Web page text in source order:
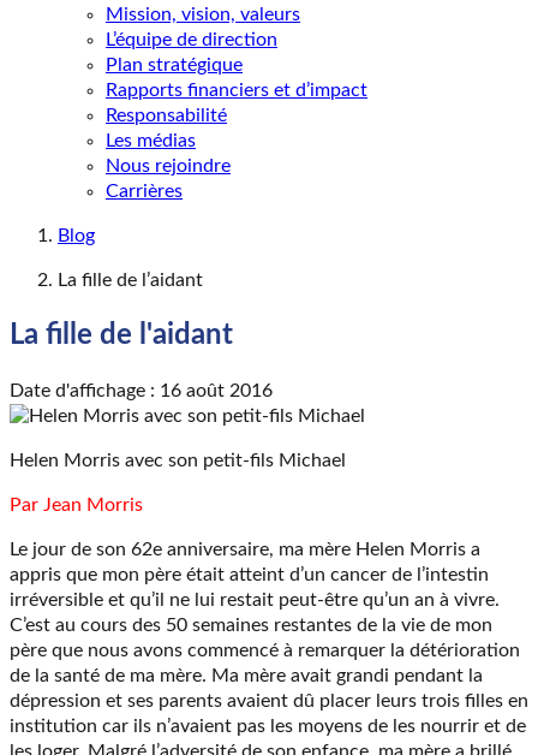
Mission, vision, valeurs
L’équipe de direction
Plan stratégique
Rapports financiers et d’impact
Responsabilité
Les médias
Nous rejoindre
Carrières
Blog
La fille de l’aidant
La fille de l'aidant
Date d'affichage : 16 août 2016
Helen Morris avec son petit-fils Michael
Par Jean Morris
Le jour de son 62e anniversaire, ma mère Helen Morris a
appris que mon père était atteint d’un cancer de l’intestin
irréversible et qu’il ne lui restait peut-être qu’un an à vivre.
C’est au cours des 50 semaines restantes de la vie de mon
père que nous avons commencé à remarquer la détérioration
de la santé de ma mère. Ma mère avait grandi pendant la
dépression et ses parents avaient dû placer leurs trois filles en
institution car ils n’avaient pas les moyens de les nourrir et de
les loger. Malgré l’adversité de son enfance, ma mère a brillé